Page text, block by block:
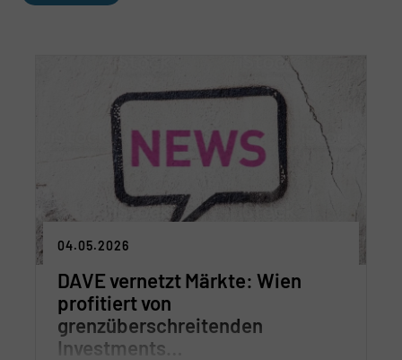
04.05.2026
DAVE vernetzt Märkte: Wien
profitiert von
grenzüberschreitenden
Investments…